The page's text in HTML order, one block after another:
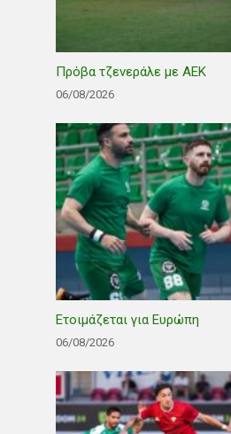
Πρόβα τζενεράλε με ΑΕΚ
06/08/2026
Ετοιμάζεται για Ευρώπη
06/08/2026